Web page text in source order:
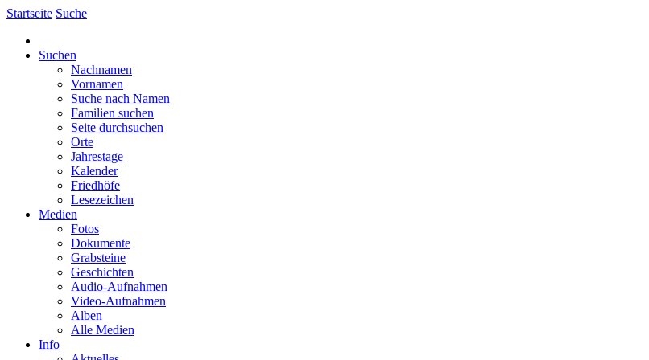
Startseite Suche
Suchen
Nachnamen
Vornamen
Suche nach Namen
Familien suchen
Seite durchsuchen
Orte
Jahrestage
Kalender
Friedhöfe
Lesezeichen
Medien
Fotos
Dokumente
Grabsteine
Geschichten
Audio-Aufnahmen
Video-Aufnahmen
Alben
Alle Medien
Info